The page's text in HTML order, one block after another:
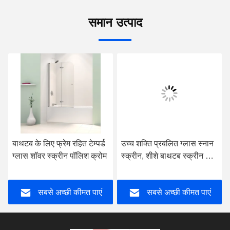
समान उत्पाद
बाथटब के लिए फ्रेम रहित टेम्पर्ड
ग्लास शॉवर स्क्रीन पॉलिश क्रोम
सबसे अच्छी कीमत पाएं
उच्च शक्ति प्रबलित ग्लास स्नान
स्क्रीन, शीशे बाथटब स्क्रीन हिंज
सबसे अच्छी कीमत पाएं